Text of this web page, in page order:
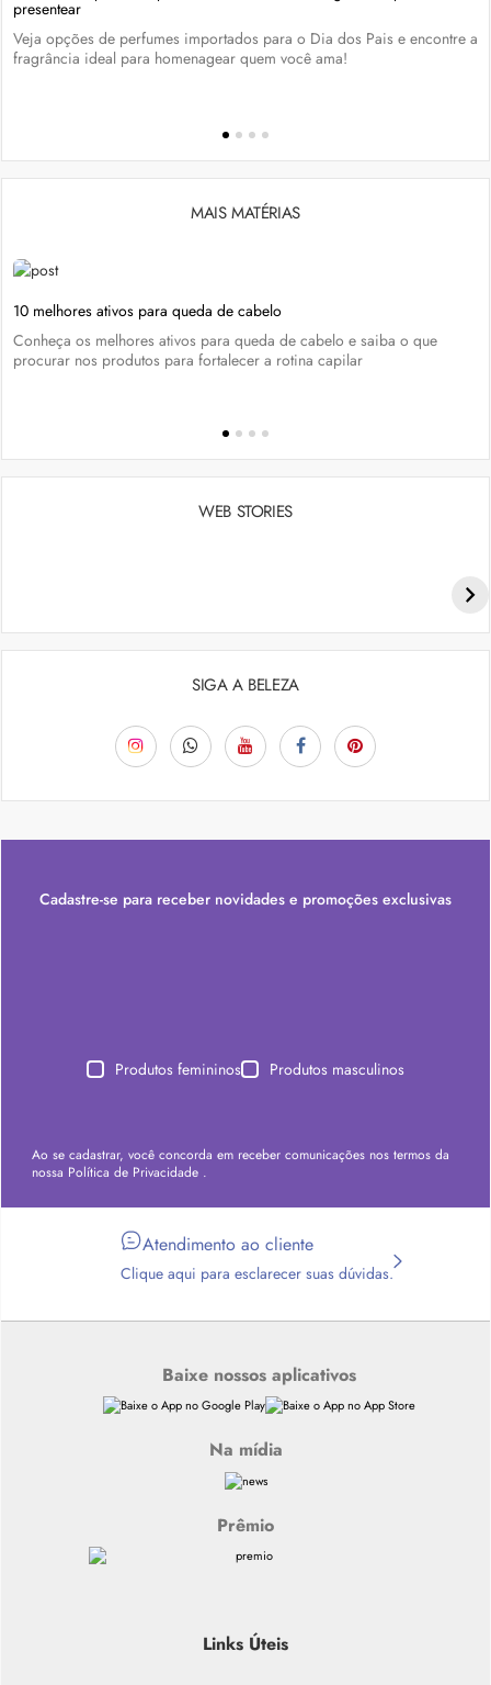
presentear
Veja opções de perfumes importados para o Dia dos Pais e encontre a
fragrância ideal para homenagear quem você ama!
MAIS MATÉRIAS
10 melhores ativos para queda de cabelo
Conheça os melhores ativos para queda de cabelo e saiba o que
procurar nos produtos para fortalecer a rotina capilar
WEB STORIES
SIGA A BELEZA
Cadastre-se para receber novidades e promoções exclusivas
Produtos femininos Produtos masculinos
Ao se cadastrar, você concorda em receber comunicações nos termos da
nossa Política de Privacidade .
Atendimento ao cliente
Clique aqui para esclarecer suas dúvidas.
Baixe nossos aplicativos
Na mídia
Prêmio
Links Úteis